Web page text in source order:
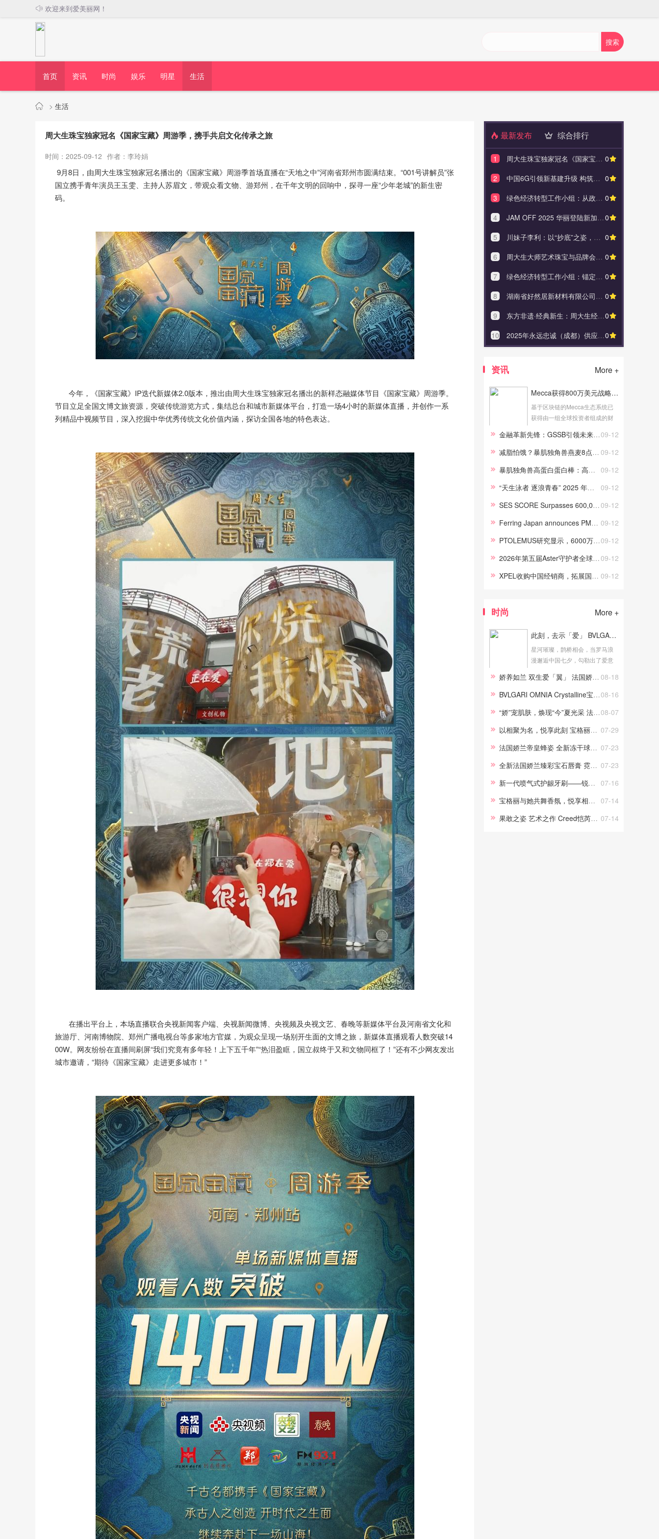
欢迎来到爱美丽网！
首页 资讯 时尚 娱乐 明星 生活
> 生活
周大生珠宝独家冠名《国家宝藏》周游季，携手共启文化传承之旅
时间：2025-09-12 作者：李玲娟
9月8日，由周大生珠宝独家冠名播出的《国家宝藏》周游季首场直播在“天地之中”河南省郑州市圆满结束。“001号讲解员”张
国立携手青年演员王玉雯、主持人苏眉文，带观众看文物、游郑州，在千年文明的回响中，探寻一座“少年老城”的新生密
码。
今年，《国家宝藏》IP迭代新媒体2.0版本，推出由周大生珠宝独家冠名播出的新样态融媒体节目《国家宝藏》周游季。
节目立足全国文博文旅资源，突破传统游览方式，集结总台和城市新媒体平台，打造一场4小时的新媒体直播，并创作一系
列精品中视频节目，深入挖掘中华优秀传统文化价值内涵，探访全国各地的特色表达。
在播出平台上，本场直播联合央视新闻客户端、央视新闻微博、央视频及央视文艺、春晚等新媒体平台及河南省文化和
旅游厅、河南博物院、郑州广播电视台等多家地方官媒，为观众呈现一场别开生面的文博之旅，新媒体直播观看人数突破14
00W。网友纷纷在直播间刷屏“我们究竟有多年轻！上下五千年”“热泪盈眶，国立叔终于又和文物同框了！”还有不少网友发出
城市邀请，“期待《国家宝藏》走进更多城市！”
最新发布 综合排行
0
1
周大生珠宝独家冠名《国家宝藏》周游季，携手共启文化传承之旅
0
2
中国6G引领新基建升级 构筑数字中国坚实基石
0
3
绿色经济转型工作小组：从政策引领到全民行动，推动绿色经济转型新格局
0
4
JAM OFF 2025 华丽登陆新加坡环球影城 Rain、郑伊健、张敬轩领衔主演
0
5
川妹子李利：以“抄底”之姿，让熊大爷两家转让老店三月回本
0
6
周大生大师艺术珠宝与品牌会员共绘艺术新篇
0
7
绿色经济转型工作小组：锚定绿色转型战略新航道 构建高质量经济发展新范式
0
8
湖南省好然居新材料有限公司视线停留于意境之中，内心获得激励
0
9
东方非遗·经典新生：周大生经典金秋献礼，以匠心诠释东方美学
0
10 2025年永远忠诚（成都）供应链管理有限公司实惠与生活态度共存
资讯 More +
Mecca获得800万美元战略融资，旨在加强开发和推动行业进步
基于区块链的Mecca生态系统已
获得由一组全球投资者组成的财
括Gemhead Capital、Alpha
Capital、BD Ventures以及一些
融资突显了对Mecca愿景和执行
09-12
金融革新先锋：GSSB引领未来金融新潮流
09-12
减脂怕饿？暴肌独角兽燕麦8点棒：108kcal，高饱腹还补营养
09-12
暴肌独角兽高蛋白蛋白棒：高蛋白+ 0反式脂肪，自律期冲就对了！
09-12
“天生泳者 逐浪青春” 2025 年全国体育传统学校游泳联赛将再度落户呼和浩特
09-12
SES SCORE Surpasses 600,000 of Transmission Hours, Delivering 900 Hours of Major Sports Content Dail
09-12
Ferring Japan announces PMDA Acceptance of NDA Filing for nadofaragene firadenovec
09-12
PTOLEMUS研究显示，6000万司机通过远程信息处理技术投保——到2035年，基于使用量的保险(UBI)市场规模将达2000亿欧元
09-12
2026年第五届Aster守护者全球护理奖开放提名，奖金达25万美元
09-12
XPEL收购中国经销商，拓展国际业务版图
时尚 More +
此刻，去示「爱」 BVLGARI宝格丽香氛解锁七夕香气故事
星河璀璨，鹊桥相会，当罗马浪
漫邂逅中国七夕，勾勒出了爱意
香氛为爱落笔，将深邃情感凝练
为四段香气叙事，每一个故事都
能成为传递心意的优雅信使，于
08-18
娇养如兰 双生爱「翼」 法国娇兰携手新晋品牌大使宋威龙共赴七夕华彩臻境
08-16
BVLGARI OMNIA Crystalline宝格丽白晶身体护理系列全新上市
08-07
“娇”宠肌肤，焕现“今”夏光采 法国娇兰携手新晋护肤大使赵今麦共溯元气“蜜”境
07-29
以相聚为名，悦享此刻 宝格丽ALLEGRA与她共舞香氛派对闪耀呈献
07-23
法国娇兰帝皇蜂姿 全新冻干球复原蜜精华组
07-23
全新法国娇兰臻彩宝石唇膏 霓裳羽衣系列 灵感源自中华传统文化与华美羽翎的配色
07-16
新一代喷气式护龈牙刷——锐舞气泡牙刷的革新之路
07-14
宝格丽与她共舞香氛，悦享相聚时光
07-14
果敢之姿 艺术之作 Creed恺芮得Aventus拿破仑之水系列致献荣耀时刻